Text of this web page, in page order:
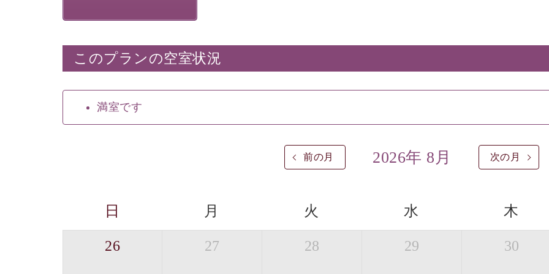
このプランの空室状況
満室です
前の月 2026年 8月 次の月
日 月 火 水 木
26 27 28 29 30